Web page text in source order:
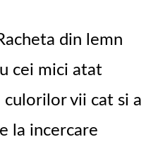
din lemn
cei mici atat
vii cat si a
la incercare